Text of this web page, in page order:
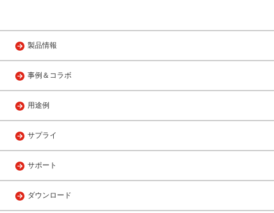
製品情報
事例＆コラボ
用途例
サプライ
サポート
ダウンロード